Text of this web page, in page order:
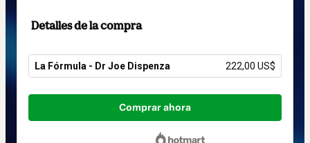
Detalles de la compra
La Fórmula - Dr Joe Dispenza 222,00 US$
Total
222,00 US$
Comprar ahora